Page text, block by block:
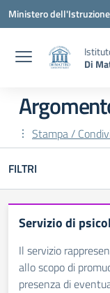
Vai ai contenuti
Vai al menu di
Vai al footer
Ministero
Di
Stampa /
FILTRI
Servizio di
Il servizio
allo scopo di
presenza di